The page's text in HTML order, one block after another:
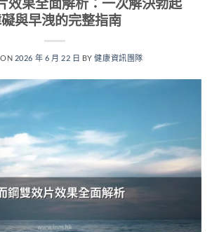
效果全面解析：一次解決勃起
礙與早洩的完整指南
2026 年 6 月 22 日 BY健康資訊團隊